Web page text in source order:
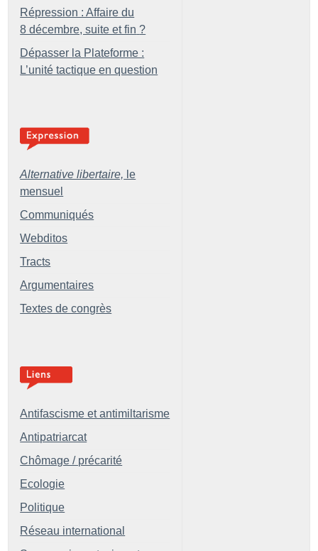
Répression : Affaire du
8 décembre, suite et fin ?
Dépasser la Plateforme :
L’unité tactique en question
Alternative libertaire, le
mensuel
Communiqués
Webditos
Tracts
Argumentaires
Textes de congrès
Antifascisme et antimiltarisme
Antipatriarcat
Chômage / précarité
Ecologie
Politique
Réseau international